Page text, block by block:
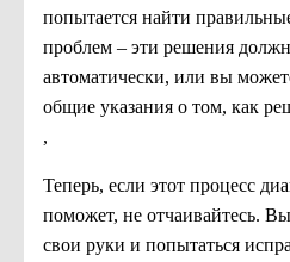
попытается найти
проблем – эти решения
автоматически, или вы
общие указания о том, как
,
Теперь, если этот процесс
поможет, не отчаивайтесь.
свои руки и попытаться